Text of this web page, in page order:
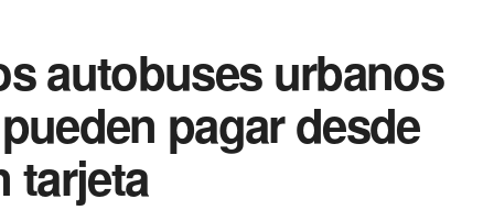
autobuses urbanos
pagar desde
tarjeta